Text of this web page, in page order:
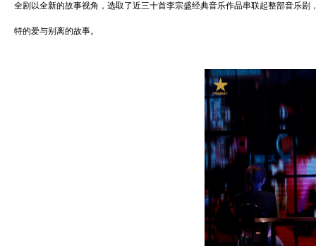
全剧以全新的故事视角，选取了近三十首李宗盛经典音乐作品串联起整部音乐
特的爱与别离的故事。